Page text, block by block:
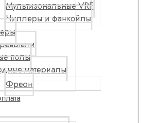
Мультизональные VRF
Чиллеры и фанкойлы
полы
материалы
Фреон